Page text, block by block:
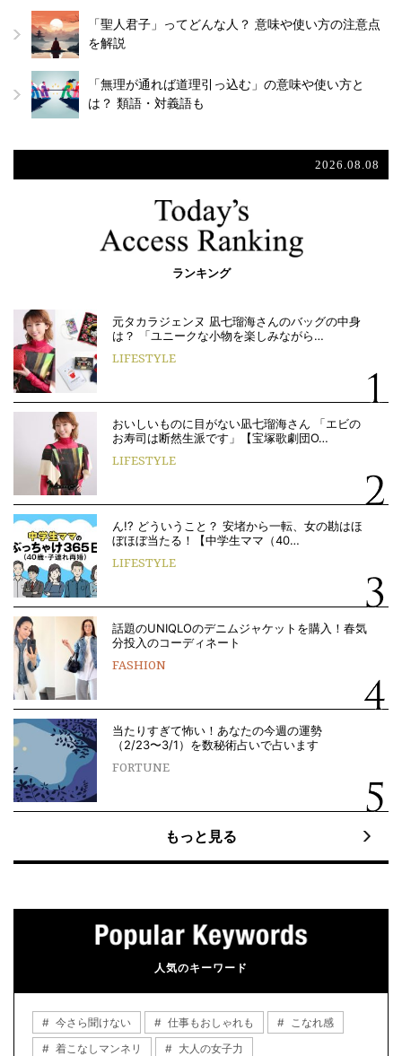
「聖人君子」ってどんな人？ 意味や使い方の注意点
を解説
「無理が通れば道理引っ込む」の意味や使い方と
は？ 類語・対義語も
2026.08.08
ランキング
元タカラジェンヌ 凪七瑠海さんのバッグの中身
は？ 「ユニークな小物を楽しみながら…
LIFESTYLE
おいしいものに目がない凪七瑠海さん 「エビの
お寿司は断然生派です」【宝塚歌劇団O…
LIFESTYLE
ん!? どういうこと？ 安堵から一転、女の勘はほ
ぼほぼ当たる！【中学生ママ（40…
LIFESTYLE
話題のUNIQLOのデニムジャケットを購入！春気
分投入のコーディネート
FASHION
当たりすぎて怖い！あなたの今週の運勢
（2/23〜3/1）を数秘術占いで占います
FORTUNE
もっと見る
人気のキーワード
今さら聞けない 仕事もおしゃれも
こなれ感
着こなしマンネリ
大人の女子力